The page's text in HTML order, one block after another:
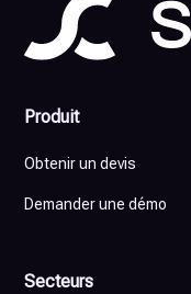
Produit
Obtenir un devis
Demander une démo
Secteurs